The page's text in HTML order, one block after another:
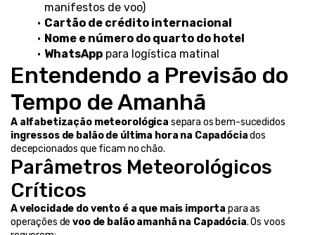
manifestos de voo)
Cartão de crédito internacional
Nome e número do quarto do hotel
WhatsApp para logística matinal
Entendendo a Previsão do
Tempo de Amanhã
A alfabetização meteorológica
ingressos de balão de última hora na Capadócia dos
decepcionados que ficam no chão.
Parâmetros Meteorológicos
Críticos
A velocidade do vento é a que mais importa para as
operações de voo de balão amanhã na Capadócia. Os voos